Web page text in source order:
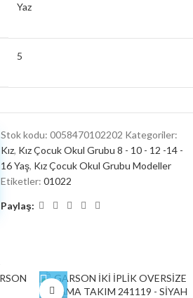
Yaz
5
Stok kodu:0058470102202 Kategoriler:
Kız, Kız Çocuk Okul Grubu 8 - 10 - 12 -14 -
16 Yaş, Kız Çocuk Okul Grubu Modeller
Etiketler: 01022
Paylaş: